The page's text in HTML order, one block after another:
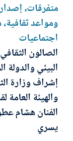
متفرقات،
ومواعد
اجتماعيات
الصالون
البيئي
إشراف وزارة
والهيئة العامة
الفنان هشام
يسري